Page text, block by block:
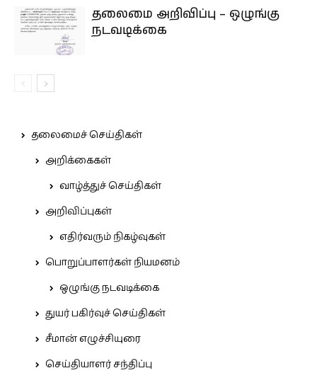
தலைமை அறிவிப்பு – ஒழுங்கு
நடவடிக்கை
தலைமைச் செய்திகள்
அறிக்கைகள்
வாழ்த்துச் செய்திகள்
அறிவிப்புகள்
எதிர்வரும் நிகழ்வுகள்
பொறுப்பாளர்கள் நியமனம்
ஒழுங்கு நடவடிக்கை
துயர் பகிர்வுச் செய்திகள்
சீமான் எழுச்சியுரை
செய்தியாளர் சந்திப்பு